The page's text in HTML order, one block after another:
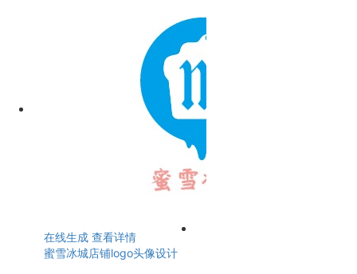
在线生成 查看详情
蜜雪冰城店铺logo头像设计